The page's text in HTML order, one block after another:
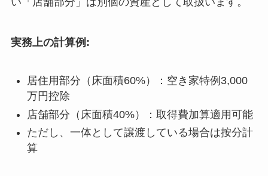
実務上の計算例:
居住用部分（床面積60%）：空き家特例3,000
万円控除
店舗部分（床面積40%）：取得費加算適用可能
ただし、一体として譲渡している場合は按分計
算